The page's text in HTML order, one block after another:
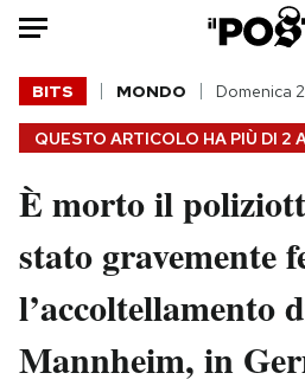
HOME
Italia
Politica
Tecnologia
Scienza
QUESTO ARTICOLO HA PIÙ DI 2
BITS MONDO Domenica
È morto il
stato gravemente
l’accoltellamento
Mannheim, in